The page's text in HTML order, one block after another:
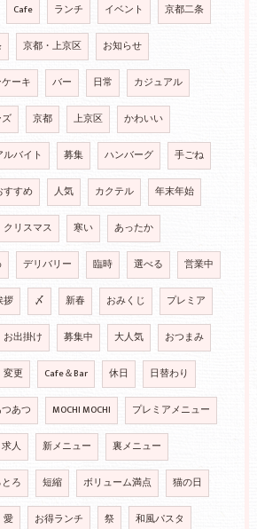
Cafe ランチ イベント 京都二条
京都・上京区 お知らせ
ーキ バー 日常 カジュアル
京都 上京区 かわいい
ルバイト 募集 ハンバーグ 手ごね
すすめ 人気 カクテル 年末年始
クリスマス 寒い あったか
デリバリー 臨時 選べる 営業中
拶 〆 新春 おみくじ プレミア
お出掛け 募集中 大人気 おつまみ
変更 Cafe＆Bar 休日 日替わり
あつ MOCHI MOCHI プレミアメニュー
人 新メニュー 裏メニュー
ろ 短縮 ボリューム満点 猫の日
愛 お得ランチ 祭 和風パスタ